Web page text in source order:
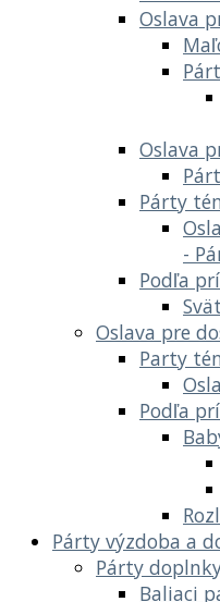
Oslava
Oslava
Párty
-
Podľa
Oslava pre
Party
Podľa
Párty výzdoba a
Párty
Baliaci